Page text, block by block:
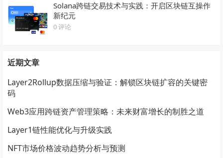
Solana跨链交易技术与实践：开启区块链互操作
新纪元
0 评论
近期文章
Layer2Rollup数据压缩与验证：解锁区块链扩容的关键密
码
Web3应用跨链资产管理策略：未来财富增长的制胜之道
Layer1链性能优化与升级实践
NFT市场价格波动趋势分析与预测